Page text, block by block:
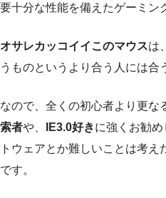
要十分な性能を備えたゲーミン
オサレカッコイイこのマウスは
うものというより合う人には合
なので、全くの初心者より更な
索者や、 IE3.0好きに強くお勧
トウェアとか難しいことは考
です。